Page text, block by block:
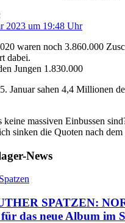
2023 um 19:48 Uhr
waren noch 3.860.000
dabei.
Jungen 1.830.000
Januar sahen 4,4 Millionen
keine massiven Einbussen
sinken die Quoten nach
News
SPATZEN:
für das neue Album im